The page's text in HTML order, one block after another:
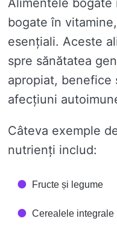
bogate în
esențiali. Aceste
spre sănătatea
apropiat, benefice
afecțiuni
Câteva exemple
nutrienți includ:
Fructe și legume
Cerealele integrale